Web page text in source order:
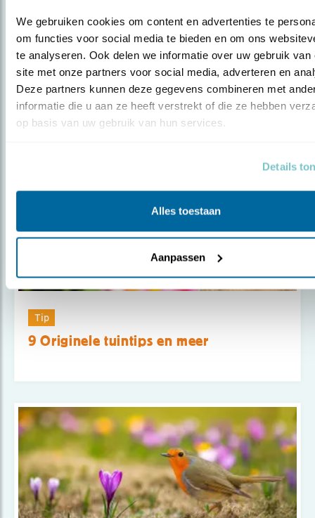
We gebruiken cookies om content en advertenties te
om functies voor social media te bieden en om ons
te analyseren. Ook delen we informatie over uw gebruik van
site met onze partners voor social media, adverteren en
Deze partners kunnen deze gegevens combineren met
informatie die u aan ze heeft verstrekt of die ze hebben
op basis van uw gebruik van hun services.
Details
Alles toestaan
Aanpassen
Tip
Hygiënisch vogels bijvoeren: 6 tips
Tip
9 Originele tuintips en meer